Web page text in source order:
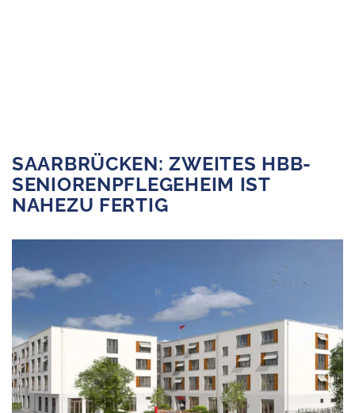
SAARBRÜCKEN: ZWEITES HBB-
SENIORENPFLEGEHEIM IST
NAHEZU FERTIG